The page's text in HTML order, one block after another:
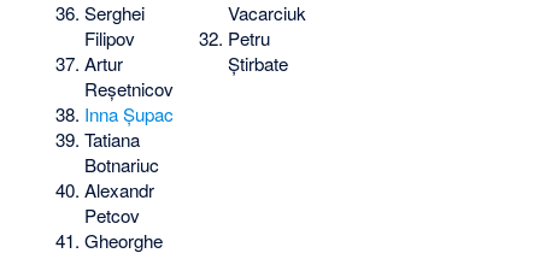
Serghei
Filipov
Artur
Reșetnicov
Inna Șupac
Tatiana
Botnariuc
Alexandr
Petcov
Gheorghe
Vacarciuk
Petru
Știrbate